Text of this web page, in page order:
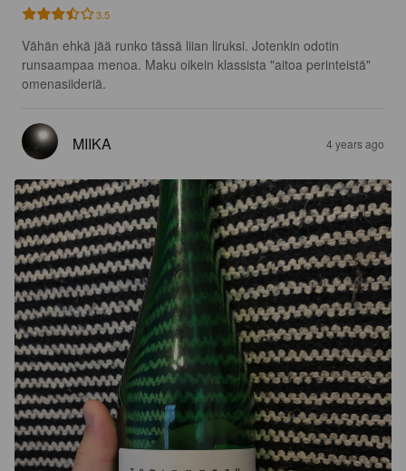
3.5
Vähän ehkä jää runko tässä liian liruksi. Jotenkin odotin
runsaampaa menoa. Maku oikein klassista "aitoa perinteistä"
omenasiideriä.
MIIKA 4 years ago